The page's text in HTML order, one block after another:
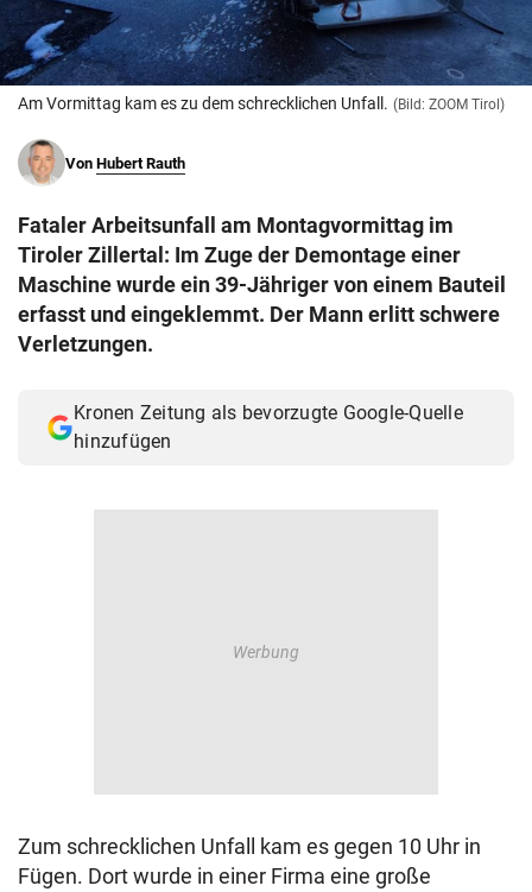
© Krone Multimedia GmbH & Co KG 2026
Muthgasse 2, 1190 Wien
Am Vormittag kam es zu dem schrecklichen Unfall. (Bild: ZOOM Tirol)
Von Hubert Rauth
Fataler Arbeitsunfall am Montagvormittag im
Tiroler Zillertal: Im Zuge der Demontage einer
Maschine wurde ein 39-Jähriger von einem Bauteil
erfasst und eingeklemmt. Der Mann erlitt schwere
Verletzungen.
Kronen Zeitung als bevorzugte Google-Quelle
hinzufügen
Zum schrecklichen Unfall kam es gegen 10 Uhr in
Fügen. Dort wurde in einer Firma eine große